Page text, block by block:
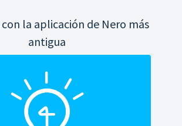
la aplicación de Nero más
antigua